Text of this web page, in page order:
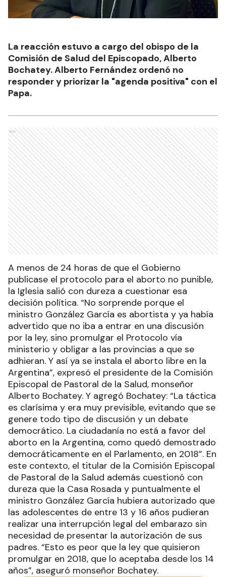
La reacción estuvo a cargo del obispo de la
Comisión de Salud del Episcopado, Alberto
Bochatey. Alberto Fernández ordenó no
responder y priorizar la "agenda positiva" con el
Papa.
Ads
A menos de 24 horas de que el Gobierno
publicase el protocolo para el aborto no punible,
la Iglesia salió con dureza a cuestionar esa
decisión política. “No sorprende porque el
ministro González García es abortista y ya había
advertido que no iba a entrar en una discusión
por la ley, sino promulgar el Protocolo vía
ministerio y obligar a las provincias a que se
adhieran. Y así ya se instala el aborto libre en la
Argentina”, expresó el presidente de la Comisión
Episcopal de Pastoral de la Salud, monseñor
Alberto Bochatey. Y agregó Bochatey: “La táctica
es clarísima y era muy previsible, evitando que se
genere todo tipo de discusión y un debate
democrático. La ciudadanía no está a favor del
aborto en la Argentina, como quedó demostrado
democráticamente en el Parlamento, en 2018”. En
este contexto, el titular de la Comisión Episcopal
de Pastoral de la Salud además cuestionó con
dureza que la Casa Rosada y puntualmente el
ministro González García hubiera autorizado que
las adolescentes de entre 13 y 16 años pudieran
realizar una interrupción legal del embarazo sin
necesidad de presentar la autorización de sus
padres. “Esto es peor que la ley que quisieron
promulgar en 2018, que lo aceptaba desde los 14
años”, aseguró monseñor Bochatey.